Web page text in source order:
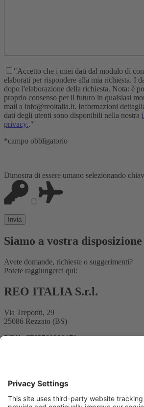
"Accetto che i miei dati dal modulo di
elaborati per rispondere alla mia richiesta. I
dopo l'elaborazione della richiesta. Nota: è
proprio consenso per il futuro in qualsiasi
mail a info@reoitalia.it. Informazioni
dati degli utenti sono disponibili nella nostra
privacy.."
*campo obbligatorio
Dimostra di essere umano selezionando
Siamo a vostra disposizione
Avete domande, richieste o suggerimenti?
Potete raggiungerci qui:
REO ITALIA S.r.l.
Via Treponti, 29
25086 Rezzato (BS)
P.IVA: IT03580220170